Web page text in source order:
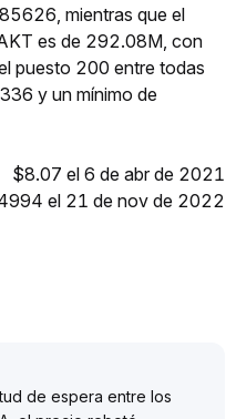
mientras que el
es de 292.08M, con
puesto 200 entre todas
y un mínimo de
$8.07 el 6 de abr de 2021
el 21 de nov de 2022
de espera entre los